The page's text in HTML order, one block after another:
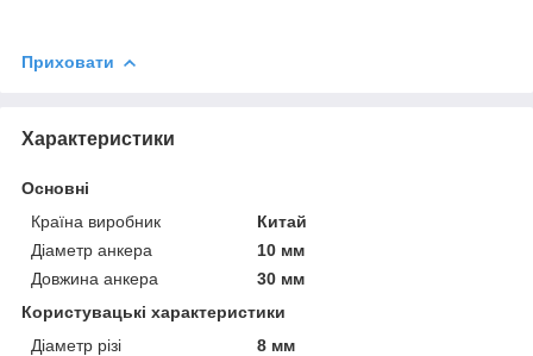
Приховати
Характеристики
Основні
Країна виробник
Китай
Діаметр анкера
10 мм
Довжина анкера
30 мм
Користувацькі характеристики
Діаметр різі
8 мм